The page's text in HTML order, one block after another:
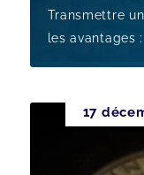
Transmettre
les avantages
17